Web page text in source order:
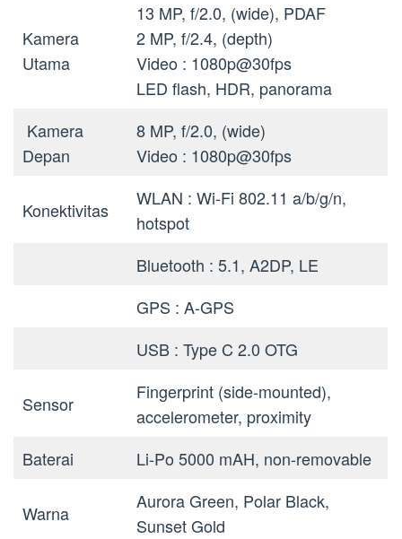
Kamera
Utama
13 MP, f/2.0, (wide), PDAF
2 MP, f/2.4, (depth)
Video : 1080p@30fps
LED flash, HDR, panorama
Kamera
Depan
8 MP, f/2.0, (wide)
Video : 1080p@30fps
Konektivitas
WLAN : Wi-Fi 802.11 a/b/g/n,
hotspot
Bluetooth : 5.1, A2DP, LE
GPS : A-GPS
USB : Type C 2.0 OTG
Sensor
Fingerprint (side-mounted),
accelerometer, proximity
Baterai
Li-Po 5000 mAH, non-removable
Warna
Aurora Green, Polar Black,
Sunset Gold